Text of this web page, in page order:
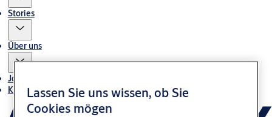
Stories
Über uns
Jobs
KontaktLassen Sie uns wissen, ob Sie
Cookies mögen